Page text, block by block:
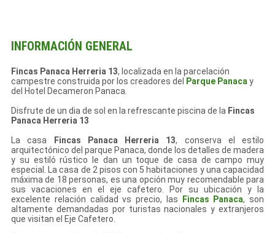
INFORMACIÓN GENERAL
Fincas Panaca Herreria 13, localizada en la parcelación
campestre construida por los creadores del
Parque Panaca y
del Hotel Decameron Panaca.
Disfrute de un dia de sol en la refrescante piscina de la Fincas
Panaca Herreria 13
La casa
Fincas Panaca Herreria 13, conserva el estilo
arquitectónico del parque Panaca, donde los detalles de madera
y su estiló rústico le dan un toque de casa de campo muy
especial. La casa de 2 pisos con 5 habitaciones y una capacidad
máxima de 18 personas, es una opción muy recomendable para
sus vacaciones en el eje cafetero. Por su ubicación y la
excelente relación calidad vs precio, las
Fincas Panaca, son
altamente demandadas por turistas nacionales y extranjeros
que visitan el Eje Cafetero.